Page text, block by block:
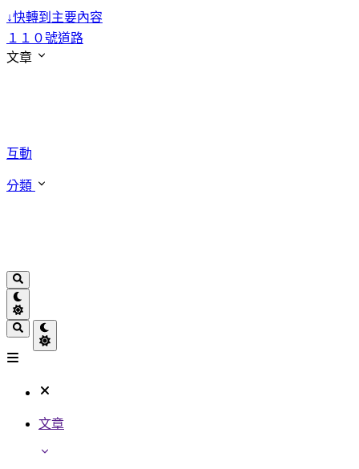
↓快轉到主要內容
１１０號道路
文章
互動
分類
文章